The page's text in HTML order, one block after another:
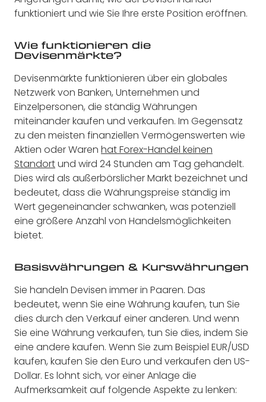
funktioniert und wie Sie Ihre erste Position eröffnen.
Wie funktionieren die
Devisenmärkte?
Devisenmärkte funktionieren über ein globales
Netzwerk von Banken, Unternehmen und
Einzelpersonen, die ständig Währungen
miteinander kaufen und verkaufen. Im Gegensatz
zu den meisten finanziellen Vermögenswerten wie
Aktien oder Waren hat Forex-Handel keinen
Standortund wird 24 Stunden am Tag gehandelt.
Dies wird als außerbörslicher Markt bezeichnet und
bedeutet, dass die Währungspreise ständig im
Wert gegeneinander schwanken, was potenziell
eine größere Anzahl von Handelsmöglichkeiten
bietet.
Basiswährungen & Kurswährungen
Sie handeln Devisen immer in Paaren. Das
bedeutet, wenn Sie eine Währung kaufen, tun Sie
dies durch den Verkauf einer anderen. Und wenn
Sie eine Währung verkaufen, tun Sie dies, indem Sie
eine andere kaufen. Wenn Sie zum Beispiel EUR/USD
kaufen, kaufen Sie den Euro und verkaufen den US-
Dollar. Es lohnt sich, vor einer Anlage die
Aufmerksamkeit auf folgende Aspekte zu lenken: